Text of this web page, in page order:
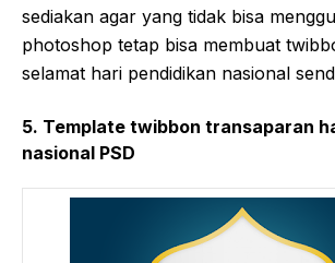
sediakan agar yang tidak bisa
photoshop tetap bisa membuat
selamat hari pendidikan nasional
5. Template twibbon transaparan
nasional PSD